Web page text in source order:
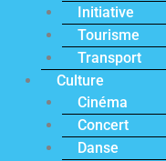
Initiative
Tourisme
Transport
Culture
Cinéma
Concert
Danse